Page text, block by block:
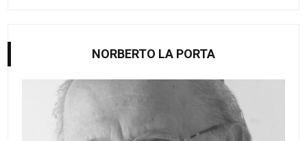
NORBERTO LA PORTA